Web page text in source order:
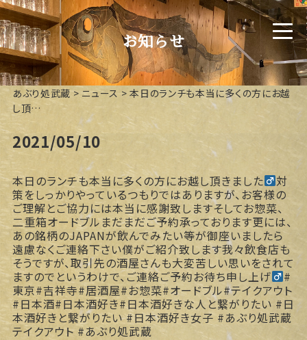
お知らせ
あぶり処武蔵> ニュース >本日のランチも本当に多くの方にお越
し頂…
2021/05/10
本日のランチも本当に多くの方にお越し頂きました‍
対
策をしっかりやっているつもりではありますが、お客様の
ご理解とご協力には本当に感謝致しますそしてお惣菜、
二重箱オードブルまだまだご予約承っております更には、
あの銘柄のJAPANが飲んでみたい等が御座いましたら
遠慮なくご連絡下さい僕がご紹介致します我々飲食店も
そうですが、取引先の酒屋さんも大変苦しい思いをされて
ますのでというわけで、ご連絡ご予約お待ち申し上げ‍
#
東京#吉祥寺#居酒屋#お惣菜#オードブル#テイクアウト
#日本酒#日本酒好き#日本酒好きな人と繋がりたい #日
本酒好きと繋がりたい #日本酒好き女子 #あぶり処武蔵
テイクアウト #あぶり処武蔵